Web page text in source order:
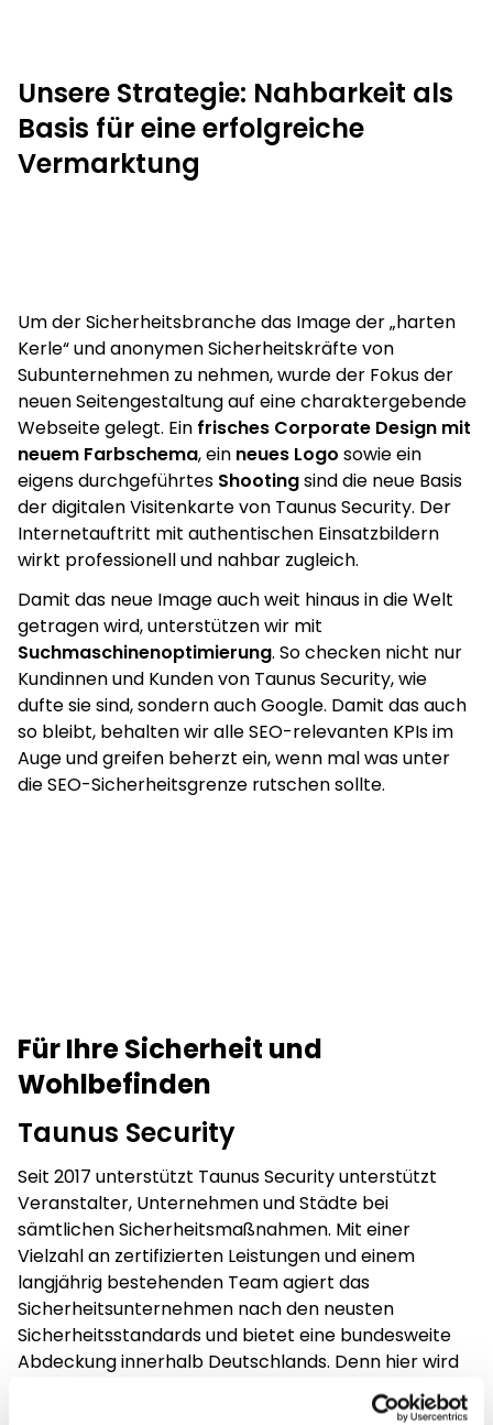
Unsere Strategie: Nahbarkeit als
Basis für eine erfolgreiche
Vermarktung
Um der Sicherheitsbranche das Image der „harten
Kerle“ und anonymen Sicherheitskräfte von
Subunternehmen zu nehmen, wurde der Fokus der
neuen Seitengestaltung auf eine charaktergebende
Webseite gelegt. Ein frisches Corporate Design mit
neuem Farbschema, ein neues Logo sowie ein
eigens durchgeführtes Shootingsind die neue Basis
der digitalen Visitenkarte von Taunus Security. Der
Internetauftritt mit authentischen Einsatzbildern
wirkt professionell und nahbar zugleich.
Damit das neue Image auch weit hinaus in die Welt
getragen wird, unterstützen wir mit
Suchmaschinenoptimierung. So checken nicht nur
Kundinnen und Kunden von Taunus Security, wie
dufte sie sind, sondern auch Google. Damit das auch
so bleibt, behalten wir alle SEO-relevanten KPIs im
Auge und greifen beherzt ein, wenn mal was unter
die SEO-Sicherheitsgrenze rutschen sollte.
Für Ihre Sicherheit und
Wohlbefinden
Taunus Security
Seit 2017 unterstützt Taunus Security unterstützt
Veranstalter, Unternehmen und Städte bei
sämtlichen Sicherheitsmaßnahmen. Mit einer
Vielzahl an zertifizierten Leistungen und einem
langjährig bestehenden Team agiert das
Sicherheitsunternehmen nach den neusten
Sicherheitsstandards und bietet eine bundesweite
Abdeckung innerhalb Deutschlands. Denn hier wird
verstanden, wie wichtig das Gefühl von Sicherheit ist.